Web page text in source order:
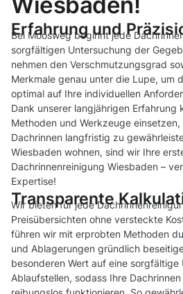
Erfahrung und
Bei Moosweg beginnt jede
sorgfältigen Untersuchung der
nehmen den Verschmutzungsgrad
Merkmale genau unter die Lupe, um
optimal auf Ihre individuellen
Dank unserer langjährigen Erfahrung
Methoden und Werkzeuge
Dachrinnen langfristig zu
Wiesbaden wohnen, sind wir Ihre
Dachrinnenreinigung Wiesbaden –
Expertise!
Transparente
Wir bieten für jede
Preisübersichten ohne versteckte
führen wir mit erprobten Methoden
und Ablagerungen gründlich
besonderen Wert auf eine
Ablaufstellen, sodass Ihre